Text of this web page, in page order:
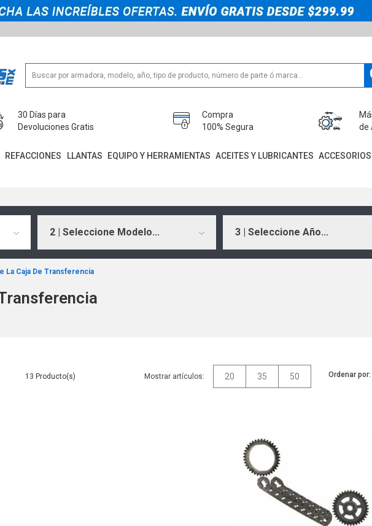
30 Días para
Devoluciones Gratis
Compra
100% Segura
de
REFACCIONES LLANTAS EQUIPO Y HERRAMIENTAS ACEITES Y LUBRICANTES ACCESORIOS
2 | Seleccione Modelo... 3 | Seleccione Año...
La Caja De Transferencia
13 Mostrar artículos: 20 35 50 Ordenar por: